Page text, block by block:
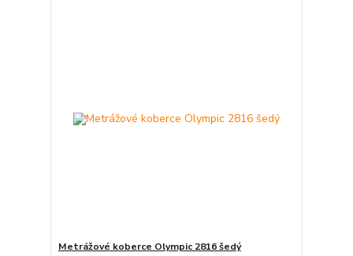
Metrážové koberce Olympic 2816 šedý